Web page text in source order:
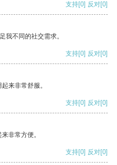
支持[0] 反对[0]
我不同的社交需求。
支持[0] 反对[0]
来非常舒服。
支持[0] 反对[0]
非常方便。
支持[0] 反对[0]